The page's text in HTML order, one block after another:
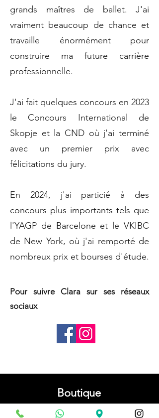
grands maîtres de ballet. J'ai
vraiment beaucoup de chance et
travaille énormément pour
construire ma future carrière
professionnelle.
J'ai fait quelques concours en 2023
le Concours International de
Skopje et la CND où j'ai terminé
avec un premier prix avec
félicitations du jury.
En 2024, j'ai particié à des
concours plus importants tels que
l'YAGP de Barcelone et le VKIBC
de New York, où j'ai remporté de
nombreux prix et bourses d'étude.
Pour suivre Clara sur ses réseaux
sociaux
Boutique